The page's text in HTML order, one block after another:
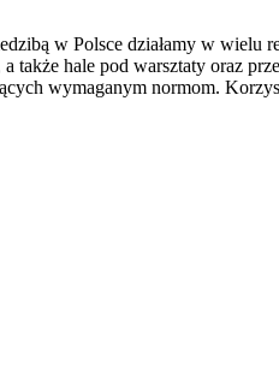
w Polsce działamy w wielu
hale pod warsztaty oraz
wymaganym normom.